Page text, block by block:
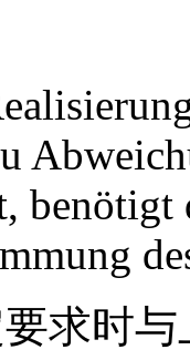
benötigt
求时